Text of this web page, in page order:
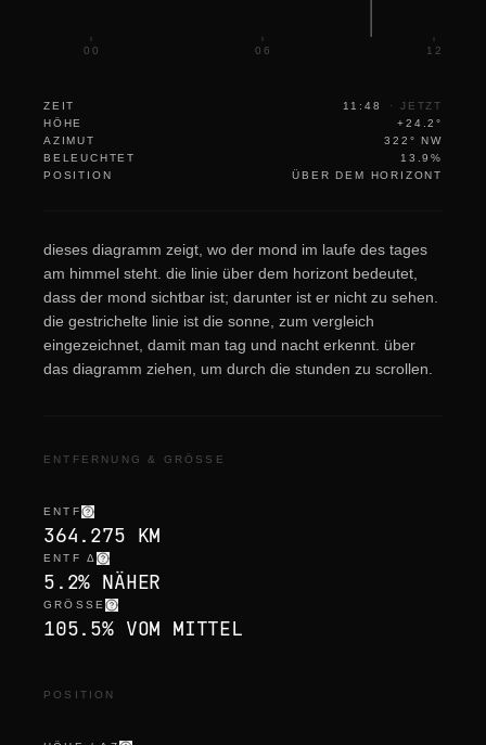
00 06 12
ZEIT 11:48 · JETZT
HÖHE
+24.2°
AZIMUT
322° NW
BELEUCHTET
13.9%
POSITION
ÜBER DEM HORIZONT
dieses diagramm zeigt, wo der mond im laufe des tages
am himmel steht. die linie über dem horizont bedeutet,
dass der mond sichtbar ist; darunter ist er nicht zu sehen.
die gestrichelte linie ist die sonne, zum vergleich
eingezeichnet, damit man tag und nacht erkennt. über
das diagramm ziehen, um durch die stunden zu scrollen.
ENTFERNUNG & GRÖSSE
ENTF
364.275 KM
ENTF Δ
5.2% NÄHER
GRÖSSE
105.5% VOM MITTEL
POSITION